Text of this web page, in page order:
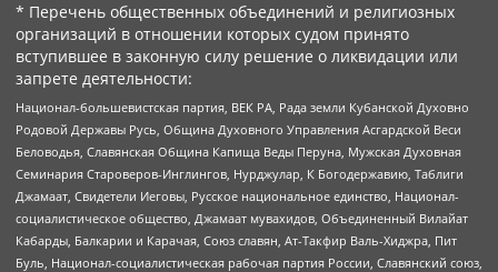
* Перечень общественных объединений и религиозных
организаций в отношении которых судом принято
вступившее в законную силу решение о ликвидации или
запрете деятельности:
Национал-большевистская партия, ВЕК РА, Рада земли Кубанской Духовно
Родовой Державы Русь, Община Духовного Управления Асгардской Веси
Беловодья, Славянская Община Капища Веды Перуна, Мужская Духовная
Семинария Староверов-Инглингов, Нурджулар, К Богодержавию, Таблиги
Джамаат, Свидетели Иеговы, Русское национальное единство, Национал-
социалистическое общество, Джамаат мувахидов, Объединенный Вилайат
Кабарды, Балкарии и Карачая, Союз славян, Ат-Такфир Валь-Хиджра, Пит
Буль, Национал-социалистическая рабочая партия России, Славянский союз,